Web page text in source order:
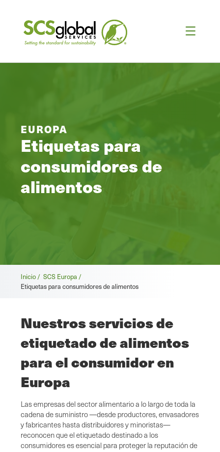
EUROPA
Etiquetas para
consumidores de
alimentos
Migas
pan
Inicio / SCS Europa /
Etiquetas para consumidores de alimentos
Nuestros servicios de
etiquetado de alimentos
para el consumidor en
Europa
Las empresas del sector alimentario a lo largo de toda la
cadena de suministro —desde productores, envasadores
y fabricantes hasta distribuidores y minoristas—
reconocen que el etiquetado destinado a los
consumidores es esencial para proteger la reputación de